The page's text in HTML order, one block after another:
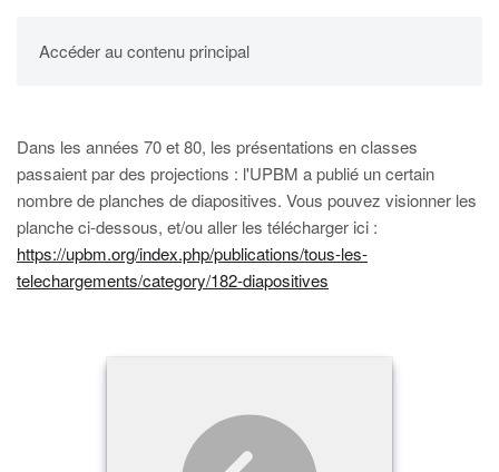
Accéder au contenu principal
UPBM
Dans les années 70 et 80, les présentations en classes
passaient par des projections : l'UPBM a publié un certain
nombre de planches de diapositives. Vous pouvez visionner les
planche ci-dessous, et/ou aller les télécharger ici :
https://upbm.org/index.php/publications/tous-les-
telechargements/category/182-diapositives